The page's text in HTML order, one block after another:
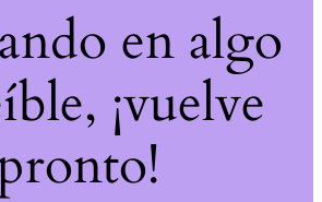
en algo
¡vuelve